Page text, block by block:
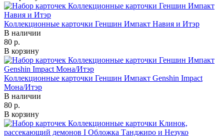
Коллекционные карточки Геншин Импакт Навия и Итэр
В наличии
80 р.
В корзину
Коллекционные карточки Геншин Импакт Genshin Impact
Мона/Итэр
В наличии
80 р.
В корзину